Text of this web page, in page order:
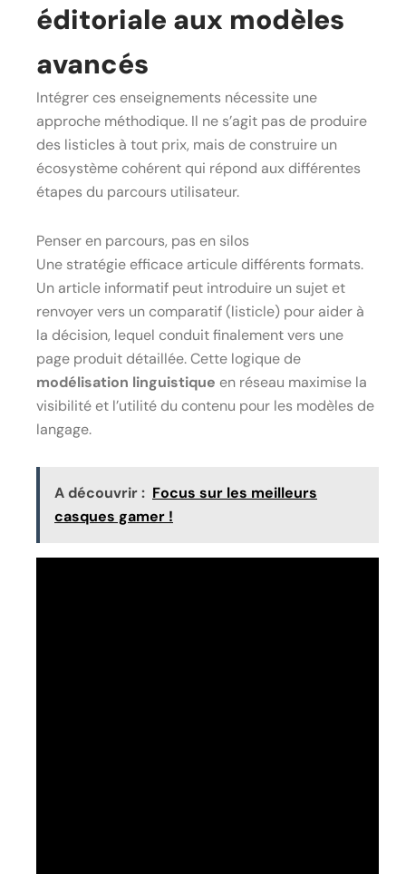
éditoriale aux modèles
avancés
Intégrer ces enseignements nécessite une
approche méthodique. Il ne s’agit pas de produire
des listicles à tout prix, mais de construire un
écosystème cohérent qui répond aux différentes
étapes du parcours utilisateur.
Penser en parcours, pas en silos
Une stratégie efficace articule différents formats.
Un article informatif peut introduire un sujet et
renvoyer vers un comparatif (listicle) pour aider à
la décision, lequel conduit finalement vers une
page produit détaillée. Cette logique de
modélisation linguistique en réseau maximise la
visibilité et l’utilité du contenu pour les modèles de
langage.
A découvrir : Focus sur les meilleurs
casques gamer !